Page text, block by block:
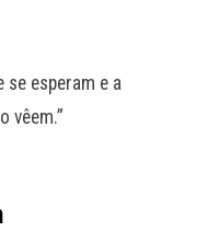
se esperam e a
vêem.”